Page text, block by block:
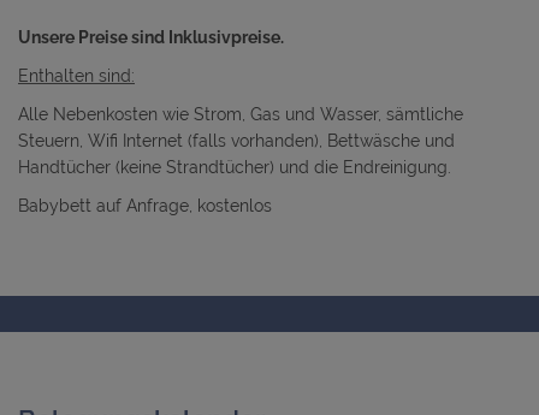
Unsere Preise sind Inklusivpreise.
Enthalten sind:
Alle Nebenkosten wie Strom, Gas und Wasser, sämtliche
Steuern, Wifi Internet (falls vorhanden), Bettwäsche und
Handtücher (keine Strandtücher) und die Endreinigung.
Babybett auf Anfrage, kostenlos